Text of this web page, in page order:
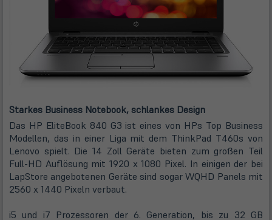
Starkes Business Notebook, schlankes Design
Das HP EliteBook 840 G3 ist eines von HPs Top Business
Modellen, das in einer Liga mit dem ThinkPad T460s von
Lenovo spielt. Die 14 Zoll Geräte bieten zum großen Teil
Full-HD Auflösung mit 1920 x 1080 Pixel. In einigen der bei
LapStore angebotenen Geräte sind sogar WQHD Panels mit
2560 x 1440 Pixeln verbaut.
i5 und i7 Prozessoren der 6. Generation, bis zu 32 GB